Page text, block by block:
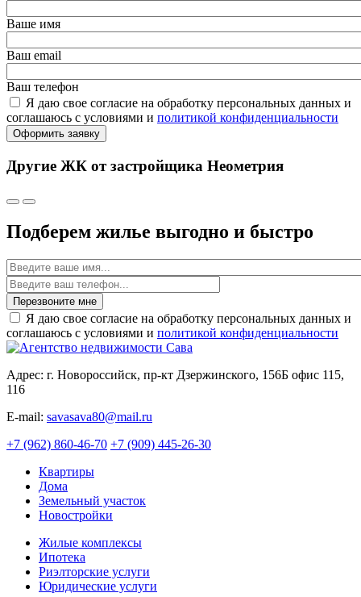
Ваше имя
Ваш email
Ваш телефон
Я даю свое согласие на обработку персональных данных и
соглашаюсь с условиями и политикой конфиденциальности
Оформить заявку
Другие ЖК от застройщика Неометрия
Подберем жилье выгодно и быстро
Имя
Перезвоните мне
Я даю свое согласие на обработку персональных данных и
соглашаюсь с условиями и политикой конфиденциальности
Адрес: г. Новороссийск, пр-кт Дзержинского, 156Б офис 115,
116
E-mail: savasava80@mail.ru
+7 (962) 860-46-70 +7 (909) 445-26-30
Квартиры
Дома
Земельный участок
Новостройки
Жилые комплексы
Ипотека
Риэлторские услуги
Юридические услуги